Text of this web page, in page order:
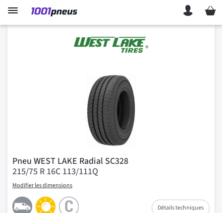
Mon
Pneu WEST LAKE Radial SC328
215/75 R 16C 113/111Q
Modifier les dimensions
Détails techniques